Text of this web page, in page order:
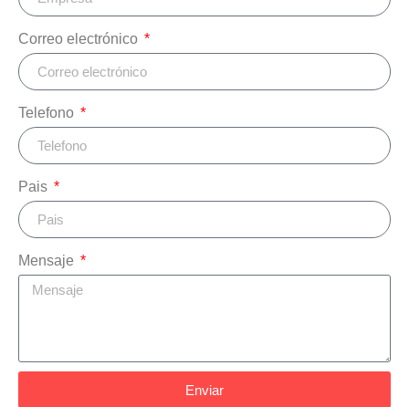
Correo electrónico
Telefono
Pais
Mensaje
Enviar